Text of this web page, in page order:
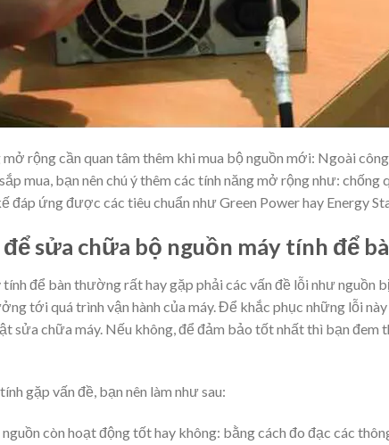
rộng cần quan tâm thêm khi mua bộ nguồn mới: Ngoài
mua, bạn nên chú ý thêm các tính năng mở rộng như: chống
đáp ứng được các tiêu chuẩn như Green Power hay Energy
để sửa chữa bộ nguồn máy tính để
tính để bàn thường rất hay gặp phải các vấn đề lỗi như nguồn
tới quá trình vận hành của máy. Để khắc phục những lỗi
sửa chữa máy. Nếu không, để đảm bảo tốt nhất thì bạn
gặp vấn đề, bạn nên làm như sau:
còn hoạt động tốt hay không: bằng cách đo đạc các